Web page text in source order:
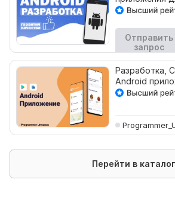
Кворк остановлен
Отправить
запрос
Разработка,
Android
Перейти в каталог